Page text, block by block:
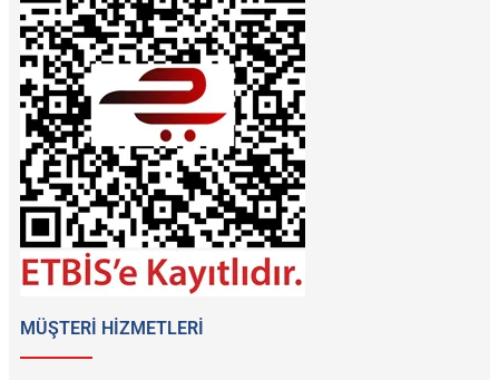
MÜŞTERİ HİZMETLERİ